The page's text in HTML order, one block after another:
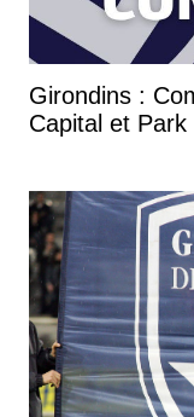
Girondins :
Capital et Park